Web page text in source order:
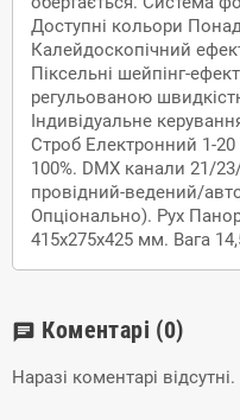
Доступні кольори
Калейдоскопічний
Піксельні шейпінг-
регульованою
Індивідуальне
Строб Електронний 1-
100%. DMX канали 21/
провідний-ведений/
Опціонально). Рух
415х275х425 мм. Вага
chat Коментарі (0)
Наразі коментарі відсутні.